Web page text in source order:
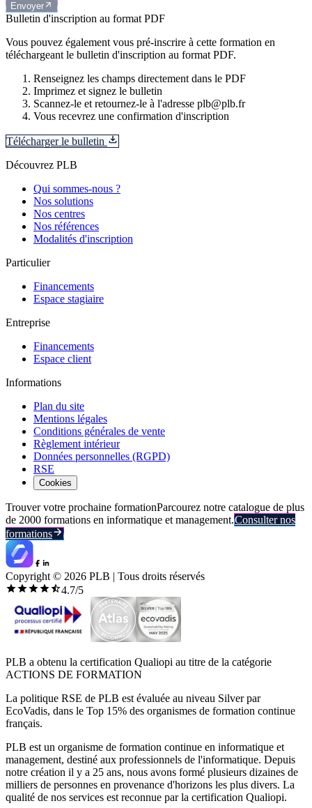
Envoyer
Bulletin d'inscription au format PDF
Vous pouvez également vous pré-inscrire à cette formation en
téléchargeant le bulletin d'inscription au format PDF.
Renseignez les champs directement dans le PDF
Imprimez et signez le bulletin
Scannez-le et retournez-le à l'adresse plb@plb.fr
Vous recevrez une confirmation d'inscription
Télécharger le bulletin
Découvrez PLB
Qui sommes-nous ?
Nos solutions
Nos centres
Nos références
Modalités d'inscription
Particulier
Financements
Espace stagiaire
Entreprise
Financements
Espace client
Informations
Plan du site
Mentions légales
Conditions générales de vente
Règlement intérieur
Données personnelles (RGPD)
RSE
Cookies
Trouver votre prochaine formationParcourez notre catalogue de plus
de 2000 formations en informatique et management.Consulter nos
formations
Copyright © 2026 PLB | Tous droits réservés
4.7/5
PLB a obtenu la certification Qualiopi au titre de la catégorie
ACTIONS DE FORMATION
La politique RSE de PLB est évaluée au niveau Silver par
EcoVadis, dans le Top 15% des organismes de formation continue
français.
PLB est un organisme de formation continue en informatique et
management, destiné aux professionnels de l'informatique. Depuis
notre création il y a 25 ans, nous avons formé plusieurs dizaines de
milliers de personnes en provenance d'horizons les plus divers. La
qualité de nos services est reconnue par la certification Qualiopi.